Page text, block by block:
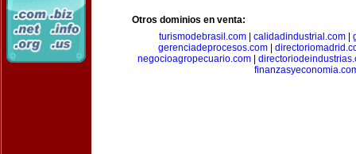
Otros dominios en venta:
turismodebrasil.com
calidadindustrial.com
gerenciadeprocesos.com
negocioagropecuario.com